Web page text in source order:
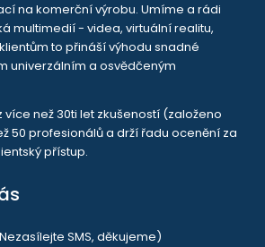
na komerční výrobu. Umíme a rádi
multimedií - videa, virtuální realitu,
to přináší výhodu snadné
univerzálním a osvědčeným
více než 30ti let zkušeností (založeno
50 profesionálů a drží řadu ocenění za
přístup.
SMS, děkujeme)